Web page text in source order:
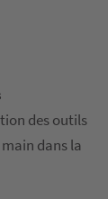
des outils
dans la